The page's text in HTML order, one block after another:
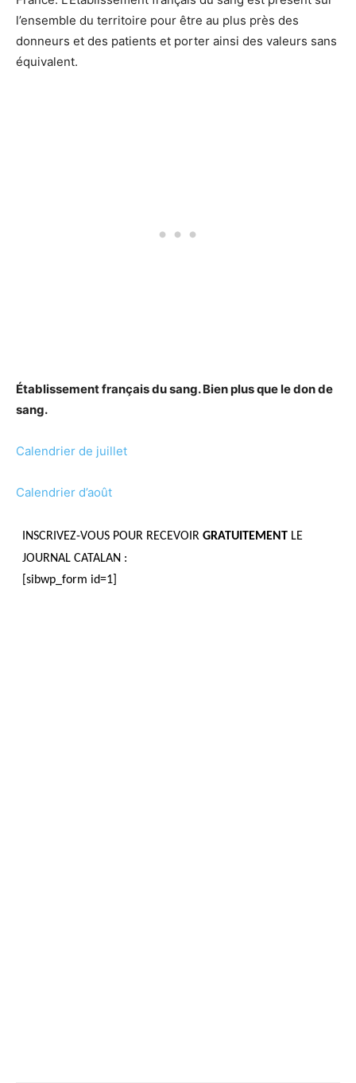
l’ensemble du territoire pour être au plus près des
donneurs et des patients et porter ainsi des valeurs sans
équivalent.
Établissement français du sang. Bien plus que le don de
sang.
Calendrier de juillet
Calendrier d’août
INSCRIVEZ-VOUS POUR RECEVOIR GRATUITEMENT LE
JOURNAL CATALAN :
[sibwp_form id=1]